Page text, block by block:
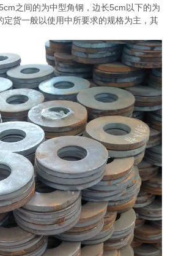
之间的为中型角钢，边长5cm以下的为
定货一般以使用中所要求的规格为主，其